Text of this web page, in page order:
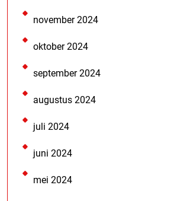
november 2024
oktober 2024
september 2024
augustus 2024
juli 2024
juni 2024
mei 2024